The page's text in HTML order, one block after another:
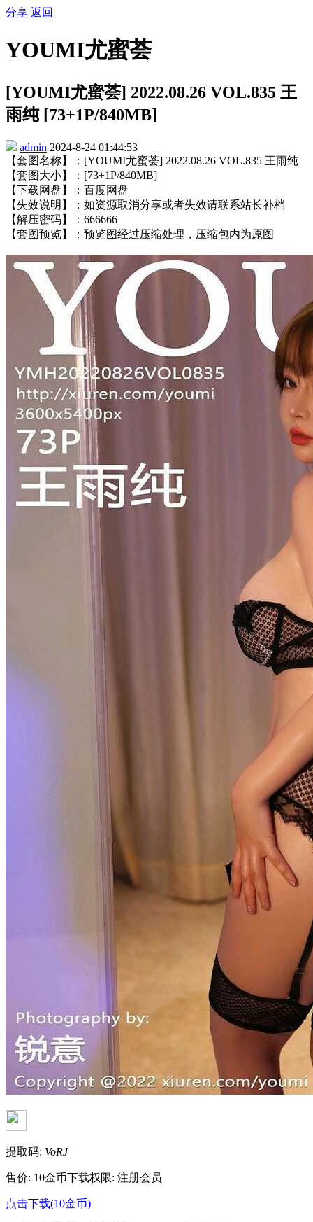
分享 返回
YOUMI尤蜜荟
[YOUMI尤蜜荟] 2022.08.26 VOL.835 王
雨纯 [73+1P/840MB]
admin 2024-8-24 01:44:53
【套图名称】：[YOUMI尤蜜荟] 2022.08.26 VOL.835 王雨纯
【套图大小】：[73+1P/840MB]
【下载网盘】：百度网盘
【失效说明】：如资源取消分享或者失效请联系站长补档
【解压密码】：666666
【套图预览】：预览图经过压缩处理，压缩包内为原图
提取码: VoRJ
售价: 10金币下载权限: 注册会员
点击下载(10金币)